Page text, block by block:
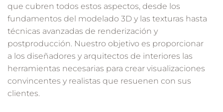
que cubren todos estos aspectos, desde los
fundamentos del modelado 3D y las texturas hasta
técnicas avanzadas de renderización y
postproducción. Nuestro objetivo es proporcionar
a los diseñadores y arquitectos de interiores las
herramientas necesarias para crear visualizaciones
convincentes y realistas que resuenen con sus
clientes.